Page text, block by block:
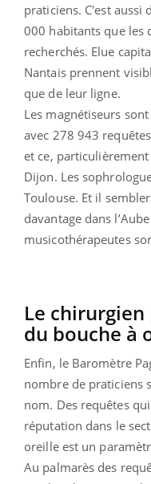
praticiens. C'est aussi
000 habitants que les
recherchés. Elue
Nantais prennent
que de leur ligne.
Les magnétiseurs
avec 278 943
et ce, particulièrement
Dijon. Les
Toulouse. Et il
davantage dans
musicothérapeutes
Le
du bouche à
Enfin, le Baromètre
nombre de praticiens
nom. Des requêtes
réputation dans le
oreille est un
Au palmarès des